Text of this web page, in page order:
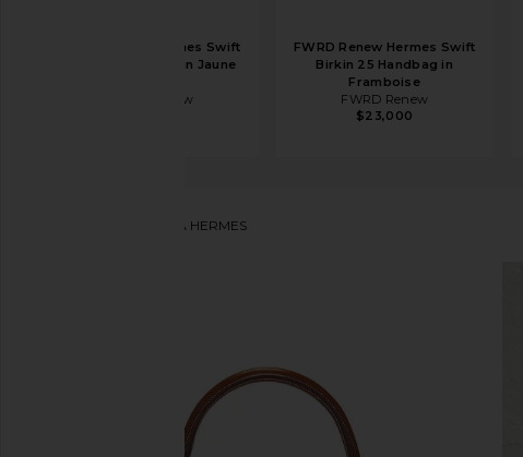
FWRD Renew Hermes Swift
Kelly 25 Handbag in Jaune
FWRD Renew
FWRD Renew Hermes Swift
Birkin 25 Handbag in
Framboise
FWRD Renew
$23,000
СУМКА HERMES